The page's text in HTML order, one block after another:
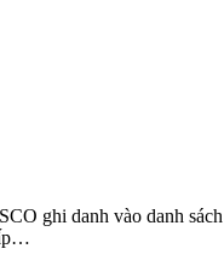
ghi danh vào danh